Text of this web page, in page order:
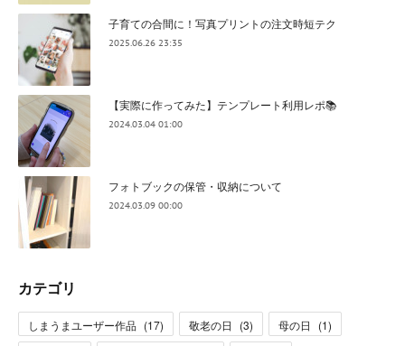
子育ての合間に！写真プリントの注文時短テク
2025.06.26 23:35
【実際に作ってみた】テンプレート利用レポ📚
2024.03.04 01:00
フォトブックの保管・収納について
2024.03.09 00:00
カテゴリ
しまうまユーザー作品 (17) 敬老の日 (3) 母の日 (1)